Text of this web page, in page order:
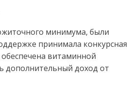
минимума, были
принимала конкурсная
витаминной
дополнительный доход от